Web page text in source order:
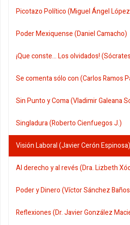
Picotazo Político (Miguel Ángel
Poder Mexiquense (Daniel Camacho)
¡Que conste... Los olvidados!
Se comenta sólo con (Carlos Ramos
Sin Punto y Coma (Vladimir Galeana
Singladura (Roberto Cienfuegos J.)
Visión Laboral (Javier Cerón Espinosa)
Al derecho y al revés (Dra. Lizbeth
Poder y Dinero (Víctor Sánchez
Reflexiones (Dr. Javier González